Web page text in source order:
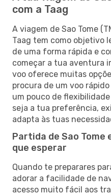
com a Taag
A viagem de Sao Tome
Taag tem como objetivo
de uma forma rápida e
começar a tua aventura
voo oferece muitas
procura de um voo
um pouco de
seja a tua preferência,
adapta às tuas
Partida de Sao Tome
que esperar
Quando te preparares
adorar a facilidade de
acesso muito fácil aos